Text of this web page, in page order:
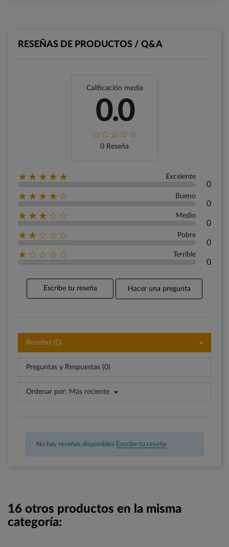
RESEÑAS DE PRODUCTOS / Q&A
Calificación media
0.0
0 Reseña
★★★★★ Excelente
0
★★★★☆ Bueno
0
★★★☆☆ Medio
0
★★☆☆☆ Pobre
0
★☆☆☆☆ Terrible
0
Escribe tu reseña Hacer una pregunta
Reseñas (0)
Preguntas y Respuestas (0)
Ordenar por: Más reciente
No hay reseñas disponibles Escribe tu reseña
16 otros productos en la misma
categoría: